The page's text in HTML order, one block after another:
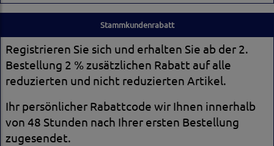
Stammkundenrabatt
Registrieren Sie sich und erhalten Sie ab der 2.
Bestellung 2 % zusätzlichen Rabatt auf alle
reduzierten und nicht reduzierten Artikel.
Ihr persönlicher Rabattcode wir Ihnen innerhalb
von 48 Stunden nach Ihrer ersten Bestellung
zugesendet.